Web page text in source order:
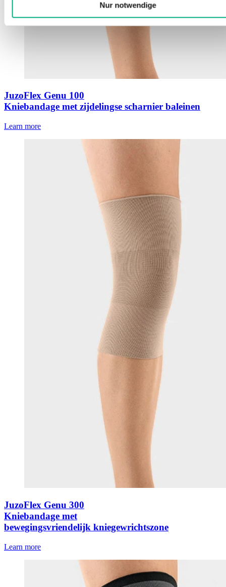
Nur notwendige
JuzoFlex Genu 100
Kniebandage met zijdelingse scharnier baleinen
Learn more
JuzoFlex Genu 300
Kniebandage met
bewegingsvriendelijk kniegewrichtszone
Learn more